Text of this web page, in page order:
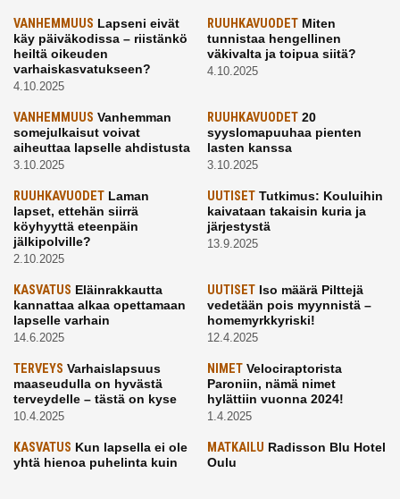
VANHEMMUUS Lapseni eivät
käy päiväkodissa – riistänkö
heiltä oikeuden
varhaiskasvatukseen?
4.10.2025
RUUHKAVUODETMiten
tunnistaa hengellinen
väkivalta ja toipua siitä?
4.10.2025
VANHEMMUUS Vanhemman
somejulkaisut voivat
aiheuttaa lapselle ahdistusta
3.10.2025
RUUHKAVUODET20
syyslomapuuhaa pienten
lasten kanssa
3.10.2025
RUUHKAVUODET Laman
lapset, ettehän siirrä
köyhyyttä eteenpäin
jälkipolville?
2.10.2025
UUTISETTutkimus: Kouluihin
kaivataan takaisin kuria ja
järjestystä
13.9.2025
KASVATUS Eläinrakkautta
kannattaa alkaa opettamaan
lapselle varhain
14.6.2025
UUTISETIso määrä Pilttejä
vedetään pois myynnistä –
homemyrkkyriski!
12.4.2025
TERVEYS Varhaislapsuus
maaseudulla on hyvästä
terveydelle – tästä on kyse
10.4.2025
NIMETVelociraptorista
Paroniin, nämä nimet
hylättiin vuonna 2024!
1.4.2025
KASVATUS Kun lapsella ei ole
yhtä hienoa puhelinta kuin
MATKAILU Radisson Blu Hotel
Oulu